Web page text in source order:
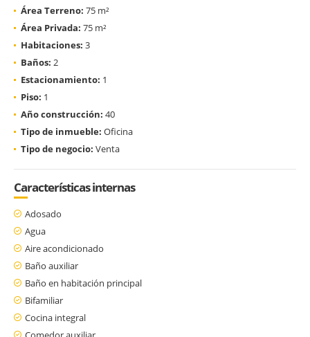
Área Terreno: 75 m²
Área Privada: 75 m²
Habitaciones: 3
Baños: 2
Estacionamiento: 1
Piso: 1
Año construcción: 40
Tipo de inmueble: Oficina
Tipo de negocio: Venta
Características internas
Adosado
Agua
Aire acondicionado
Baño auxiliar
Baño en habitación principal
Bifamiliar
Cocina integral